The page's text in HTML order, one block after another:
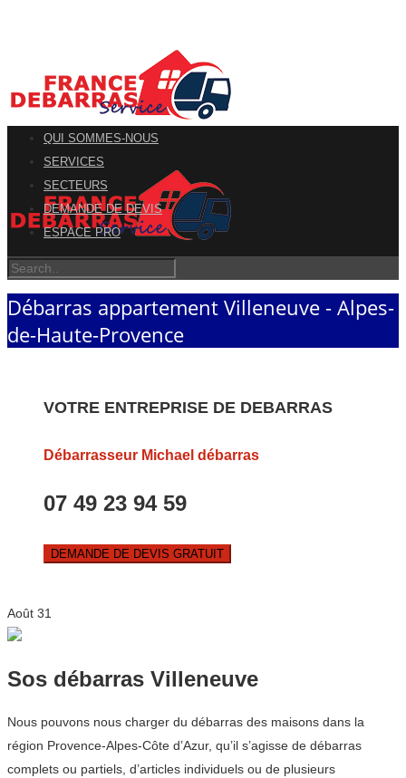
QUI SOMMES-NOUS
SERVICES
SECTEURS
DEMANDE DE DEVIS
ESPACE PRO
Débarras appartement Villeneuve - Alpes-
de-Haute-Provence
VOTRE ENTREPRISE DE DEBARRAS
Débarrasseur Michael débarras
07 49 23 94 59
DEMANDE DE DEVIS GRATUIT
Août 31
Sos débarras Villeneuve
Nous pouvons nous charger du débarras des maisons dans la
région Provence-Alpes-Côte d’Azur, qu’il s’agisse de débarras
complets ou partiels, d’articles individuels ou de plusieurs